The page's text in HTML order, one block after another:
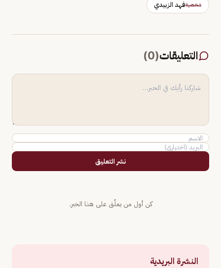
شخصيةفهد الزبيدي
التعليقات(
0
)
نشر التعليق
كن أول من يعلّق على هذا الخبر.
النشرة البريدية